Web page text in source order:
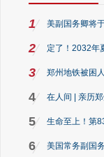
1 美副国务卿将
2 定了！2032年
3 郑州地铁被困
4 在人间 | 亲历
5 生命至上！第
6 美国常务副国